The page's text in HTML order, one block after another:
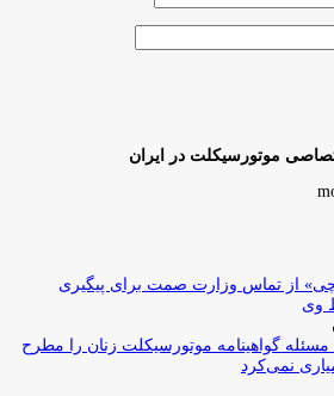
موتورسیکلت در ایران
از تماس وزارت صمت برای پیگیری
وی
گواهینامه موتورسیکلت زنان را مطرح
نمی‌کرد